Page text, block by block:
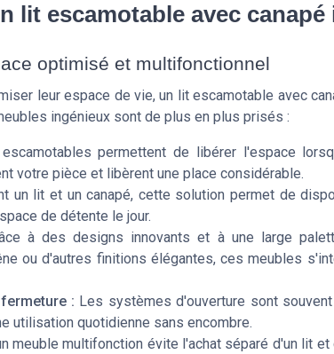
lit escamotable avec canapé
optimisé et multifonctionnel
leur espace de vie, un lit escamotable avec
ingénieux sont de plus en plus prisés :
permettent de libérer l'espace
votre pièce et libèrent une place considérable.
un lit et un canapé, cette solution permet de
de détente le jour.
à des designs innovants et à une large
ou d'autres finitions élégantes, ces meubles
: Les systèmes d'ouverture sont
utilisation quotidienne sans encombre.
meuble multifonction évite l'achat séparé d'un lit